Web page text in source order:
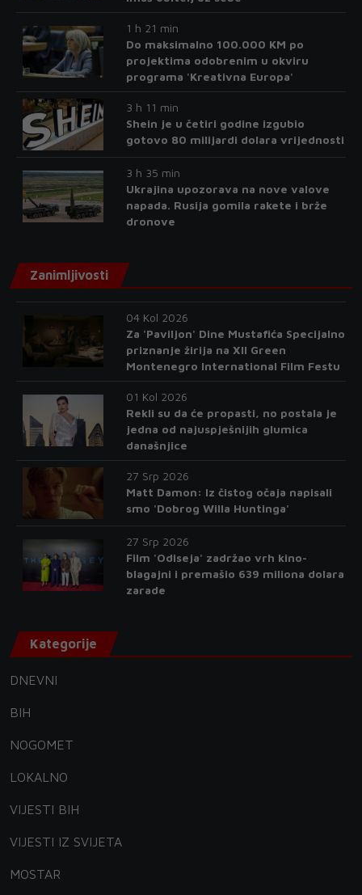
1 h 21 min
Do maksimalno 100.000 KM po
projektima odobrenim u okviru
programa 'Kreativna Europa'
3 h 11 min
Shein je u četiri godine izgubio
gotovo 80 milijardi dolara vrijednosti
3 h 35 min
Ukrajina upozorava na nove valove
napada. Rusija gomila rakete i brže
dronove
Zanimljivosti
04 Kol 2026
Za 'Paviljon' Dine Mustafića Specijalno
priznanje žirija na XII Green
Montenegro International Film Festu
01 Kol 2026
Rekli su da će propasti, no postala je
jedna od najuspješnijih glumica
današnjice
27 Srp 2026
Matt Damon: Iz čistog očaja napisali
smo 'Dobrog Willa Huntinga'
27 Srp 2026
Film 'Odiseja' zadržao vrh kino-
blagajni i premašio 639 miliona dolara
zarade
Kategorije
DNEVNI
BIH
NOGOMET
LOKALNO
VIJESTI BIH
VIJESTI IZ SVIJETA
MOSTAR